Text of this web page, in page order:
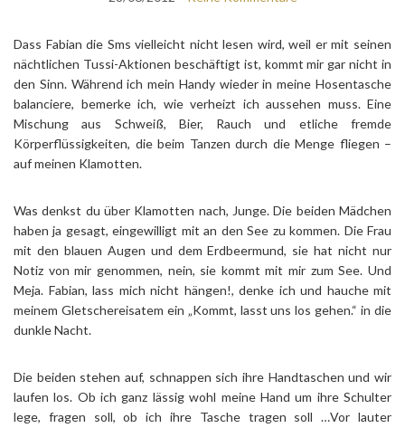
Dass Fabian die Sms vielleicht nicht lesen wird, weil er mit seinen
nächtlichen Tussi-Aktionen beschäftigt ist, kommt mir gar nicht in
den Sinn. Während ich mein Handy wieder in meine Hosentasche
balanciere, bemerke ich, wie verheizt ich aussehen muss. Eine
Mischung aus Schweiß, Bier, Rauch und etliche fremde
Körperflüssigkeiten, die beim Tanzen durch die Menge fliegen –
auf meinen Klamotten.
Was denkst du über Klamotten nach, Junge. Die beiden Mädchen
haben ja gesagt, eingewilligt mit an den See zu kommen. Die Frau
mit den blauen Augen und dem Erdbeermund, sie hat nicht nur
Notiz von mir genommen, nein, sie kommt mit mir zum See. Und
Meja. Fabian, lass mich nicht hängen!, denke ich und hauche mit
meinem Gletschereisatem ein „Kommt, lasst uns los gehen.“ in die
dunkle Nacht.
Die beiden stehen auf, schnappen sich ihre Handtaschen und wir
laufen los. Ob ich ganz lässig wohl meine Hand um ihre Schulter
lege, fragen soll, ob ich ihre Tasche tragen soll …Vor lauter